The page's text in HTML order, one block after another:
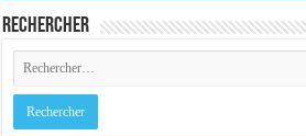
Rechercher